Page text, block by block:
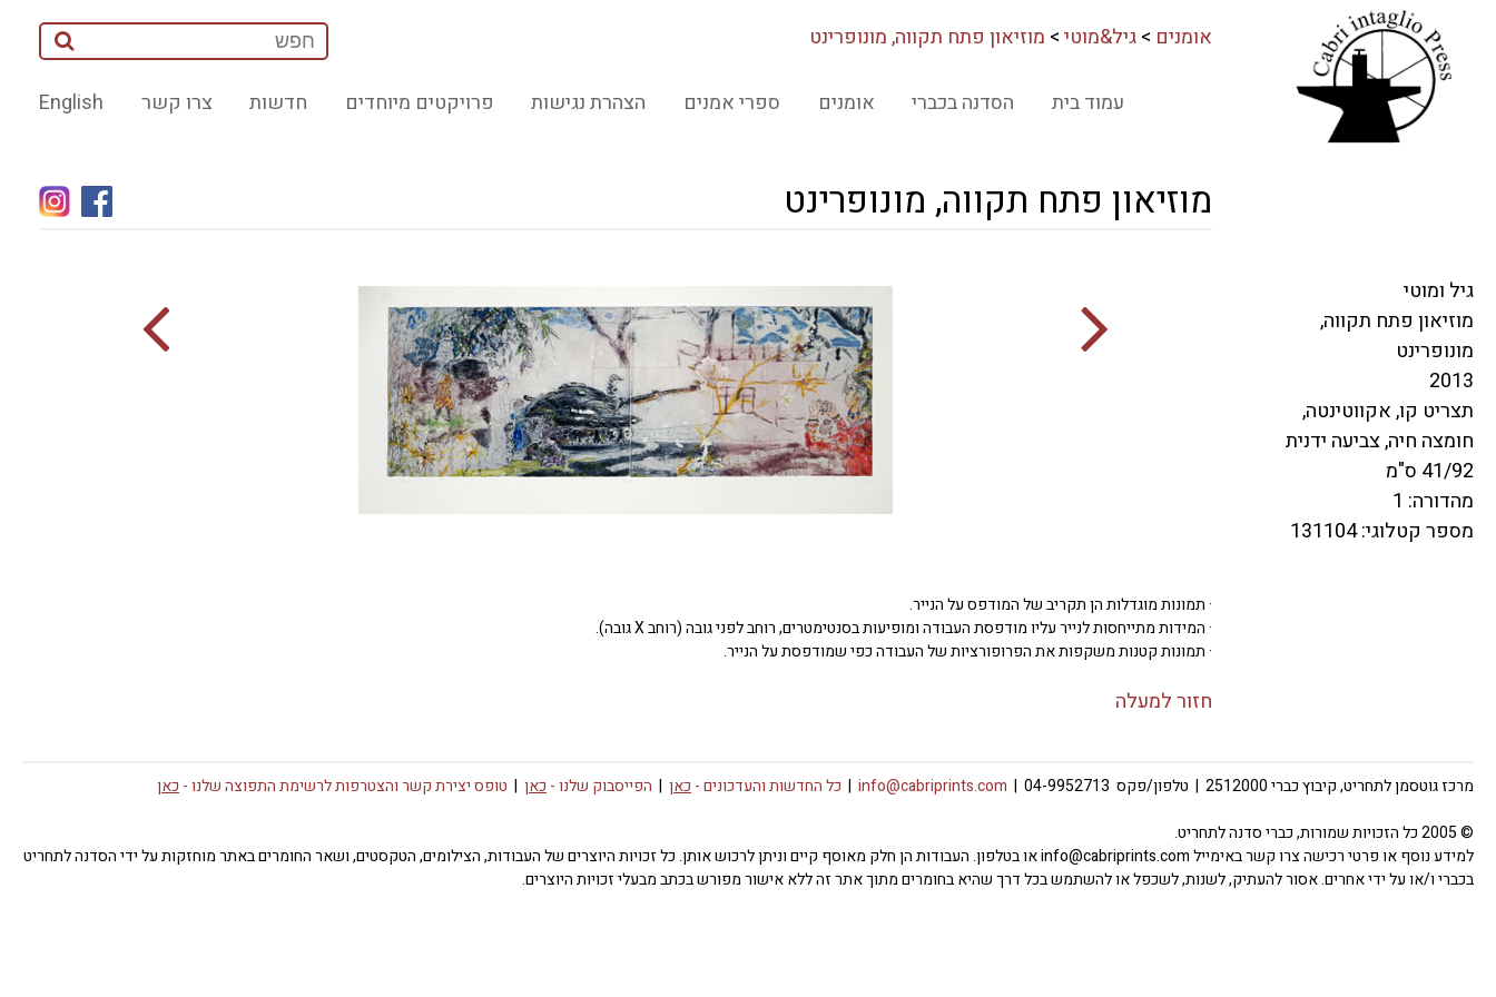
אומנים >גיל&מוטי> מוזיאון פתח תקווה, מונופרינט
English צרו קשר חדשות פרויקטים מיוחדים הצהרת נגישות ספרי אמנים אומנים הסדנה בכברי עמוד בית
מוזיאון פתח תקווה, מונופרינט
· תמונות מוגדלות הן תקריב של המודפס על הנייר.
· המידות מתייחסות לנייר עליו מודפסת העבודה ומופיעות בסנטימטרים, רוחב לפני גובה (רוחב X גובה).
· תמונות קטנות משקפות את הפרופורציות של העבודה כפי שמודפסת על הנייר.
חזור למעלה
גיל ומוטי
מוזיאון פתח תקווה,
מונופרינט
2013
תצריט קו, אקווטינטה,
חומצה חיה, צביעה ידנית
41/92 ס"מ
מהדורה: 1
מספר קטלוגי: 131104
מרכז גוטסמן לתחריט, קיבוץ כברי 2512000 | טלפון/פקס 04-9952713 | info@cabriprints.com
| כל החדשות והעדכונים - כאן | הפייסבוק שלנו - כאן | טופס יצירת קשר והצטרפות לרשימת התפוצה שלנו - כאן
© 2005 כל הזכויות שמורות, כברי סדנה לתחריט.
למידע נוסף או פרטי רכישה צרו קשר באימייל info@cabriprints.com או בטלפון. העבודות הן חלק מאוסף קיים וניתן לרכוש אותן. כל זכויות היוצרים של העבודות, הצילומים, הטקסטים, ושאר החומרים באתר מוחזקות על ידי הסדנה לתחריט
בכברי ו/או על ידי אחרים. אסור להעתיק, לשנות, לשכפל או להשתמש בכל דרך שהיא בחומרים מתוך אתר זה ללא אישור מפורש בכתב מבעלי זכויות היוצרים.